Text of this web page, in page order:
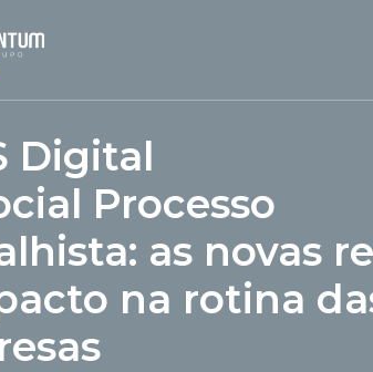
Digital
Processo
as novas
na rotina